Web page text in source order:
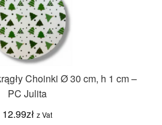
Choinki Ø 30 cm, h 1 cm –
PC Julita
12.99zł z Vat